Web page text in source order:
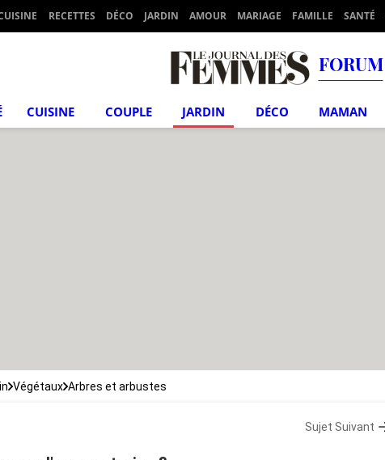
RECETTES DÉCO JARDIN AMOUR MARIAGE FAMILLE SANTÉ
FORUM
CUISINE COUPLE JARDIN DÉCO MAMAN
Végétaux Arbres et arbustes
Sujet Suivant